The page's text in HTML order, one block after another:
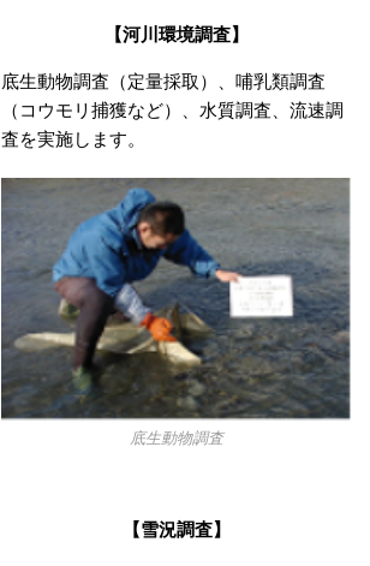
【河川環境調査】
底生動物調査（定量採取）、哺乳類調査
（コウモリ捕獲など）、水質調査、流速調
査を実施します。
底生動物調査
【雪況調査】